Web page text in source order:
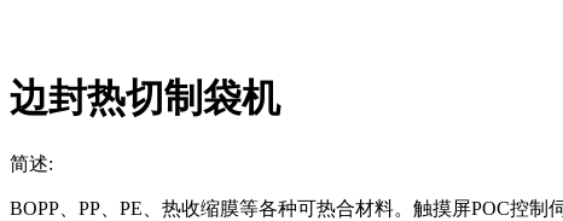
边封热切制袋机
简述:
BOPP、PP、PE、热收缩膜等各种可热合材料。触摸屏POC控